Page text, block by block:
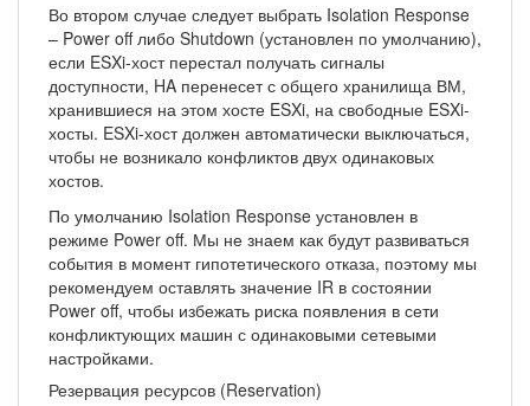
Во втором случае следует выбрать Isolation Response
– Power off либо Shutdown (установлен по умолчанию),
если ESXi-хост перестал получать сигналы
доступности, HA перенесет с общего хранилища ВМ,
хранившиеся на этом хосте ESXi, на свободные ESXi-
хосты. ESXi-хост должен автоматически выключаться,
чтобы не возникало конфликтов двух одинаковых
хостов.
По умолчанию Isolation Response установлен в
режиме Power off. Мы не знаем как будут развиваться
события в момент гипотетического отказа, поэтому мы
рекомендуем оставлять значение IR в состоянии
Power off, чтобы избежать риска появления в сети
конфликтующих машин с одинаковыми сетевыми
настройками.
Резервация ресурсов (Reservation)